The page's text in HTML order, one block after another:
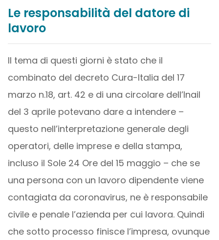
Le responsabilità del datore di
lavoro
Il tema di questi giorni è stato che il
combinato del decreto Cura-Italia del 17
marzo n.18, art. 42 e di una circolare dell’Inail
del 3 aprile potevano dare a intendere –
questo nell’interpretazione generale degli
operatori, delle imprese e della stampa,
incluso il Sole 24 Ore del 15 maggio – che se
una persona con un lavoro dipendente viene
contagiata da coronavirus, ne è responsabile
civile e penale l’azienda per cui lavora. Quindi
che sotto processo finisce l’impresa, ovunque